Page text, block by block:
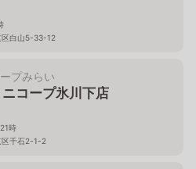
区白山5-33-12
プみらい
ニコープ氷川下店
時
区千石2-1-2